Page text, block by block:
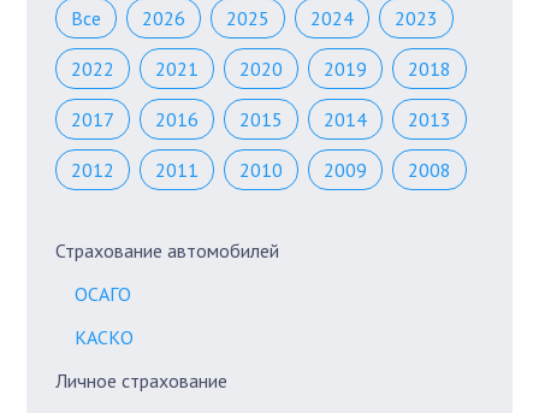
Все 2026 2025 2024 2023
2022 2021 2020 2019 2018
2017 2016 2015 2014 2013
2012 2011 2010 2009 2008
Страхование автомобилей
ОСАГО
КАСКО
Личное страхование